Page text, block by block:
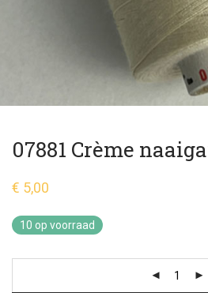
07881 Crème
€ 5,00
10 op voorraad